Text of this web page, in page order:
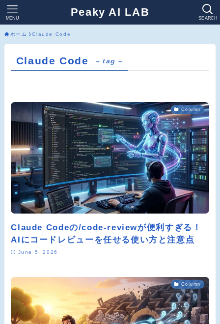
Peaky AI LAB SEARCH
MENU
ホーム Claude Code
Claude Code – tag –
Column
Claude Codeの/code-reviewが便利すぎる！
AIにコードレビューを任せる使い方と注意点
June 5, 2026
Column